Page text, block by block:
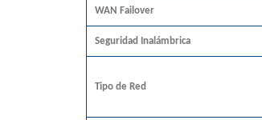
WAN Failover
Seguridad Inalámbrica
Tipo de Red